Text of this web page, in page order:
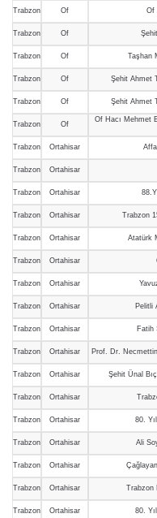
Trabzon Of Of
Trabzon Of
Trabzon Of Taşhan
Trabzon Of Şehit Ahmet
Trabzon Of Şehit Ahmet
Trabzon Of
Of Hacı Mehmet
Trabzon Ortahisar
Trabzon Ortahisar
Trabzon Ortahisar
Trabzon Ortahisar Trabzon
Trabzon Ortahisar Atatürk
Trabzon Ortahisar
Trabzon Ortahisar
Trabzon Ortahisar Pelitli
Trabzon Ortahisar Fatih
Trabzon Ortahisar Prof. Dr.
Trabzon Ortahisar Şehit Ünal
Trabzon Ortahisar
Trabzon Ortahisar 80.
Trabzon Ortahisar Ali
Trabzon Ortahisar
Trabzon Ortahisar Trabzon
Trabzon Ortahisar 80.